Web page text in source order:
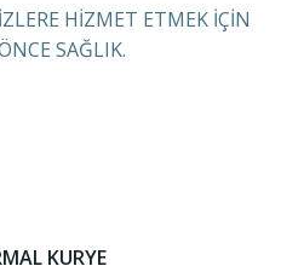
HİZMET ETMEK İÇİN
SAĞLIK.
KURYE